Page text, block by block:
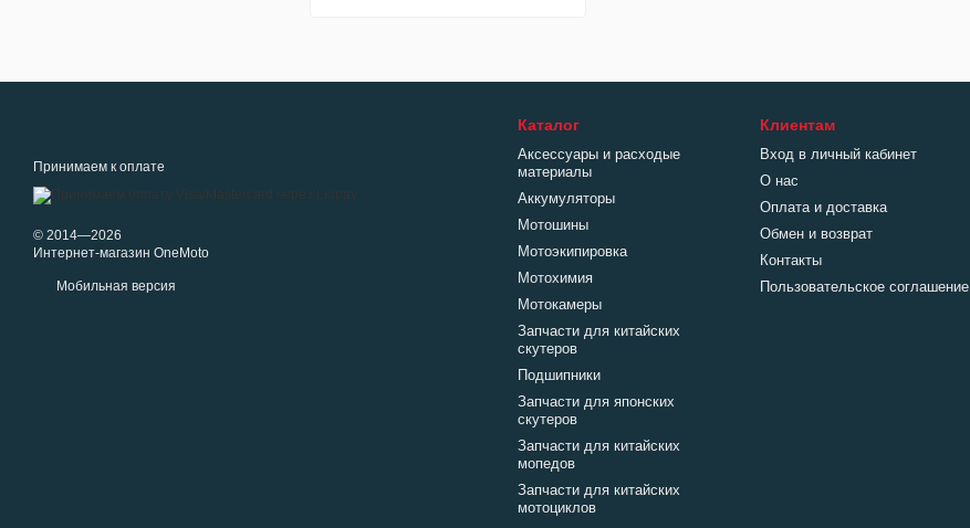
Принимаем к оплате
© 2014—2026
Интернет-магазин OneMoto
Мобильная версия
Каталог
Аксессуары и расходые
материалы
Аккумуляторы
Мотошины
Мотоэкипировка
Мотохимия
Мотокамеры
Запчасти для китайских
скутеров
Подшипники
Запчасти для японских
скутеров
Запчасти для китайских
мопедов
Запчасти для китайских
мотоциклов
Клиентам
Вход в личный кабинет
О нас
Оплата и доставка
Обмен и возврат
Контакты
Пользовательское соглашение